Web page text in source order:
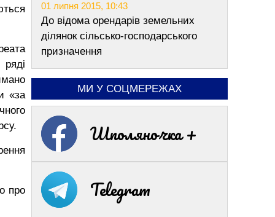
«за
про
01 липня 2015, 10:43
До відома орендарів земельних
ділянок сільсько-господарського
призначення
МИ У СОЦМЕРЕЖАХ
Шполяночка +
Telegram